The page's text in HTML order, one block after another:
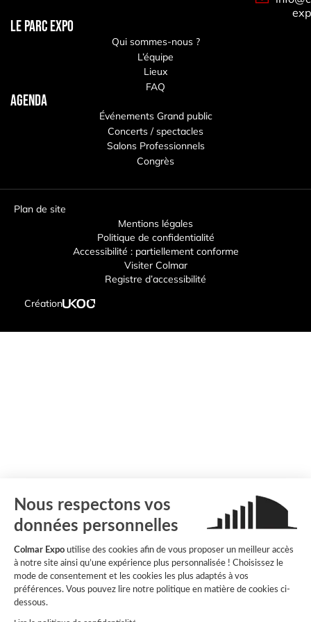
Nous respectons vos
données personnelles
Colmar Expo utilise des cookies afin de vous proposer un meilleur accès
à notre site ainsi qu’une expérience plus personnalisée ! Choisissez le
mode de consentement et les cookies les plus adaptés à vos
préférences. Vous pouvez lire notre politique en matière de cookies ci-
dessous.
LE PARC EXPO
Qui sommes-nous ?
L’équipe
Lieux
FAQ
Agenda
Événements Grand public
Concerts / spectacles
Salons Professionnels
Congrès
Plan de site
Mentions légales
Politique de confidentialité
Accessibilité : partiellement conforme
Visiter Colmar
Registre d’accessibilité
Création